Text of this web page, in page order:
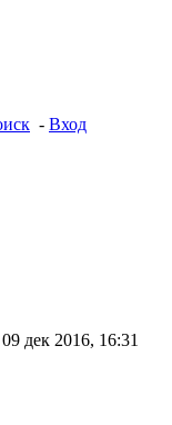
- Вход
09 дек 2016, 16:31